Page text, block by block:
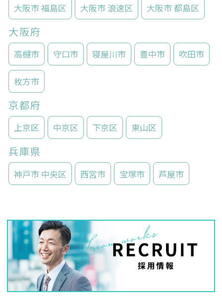
大阪市 福島区 大阪市 浪速区 大阪市 都島区
大阪府
高槻市 守口市 寝屋川市 豊中市 吹田市
枚方市
京都府
上京区 中京区 下京区 東山区
兵庫県
神戸市 中央区 西宮市 宝塚市 芦屋市